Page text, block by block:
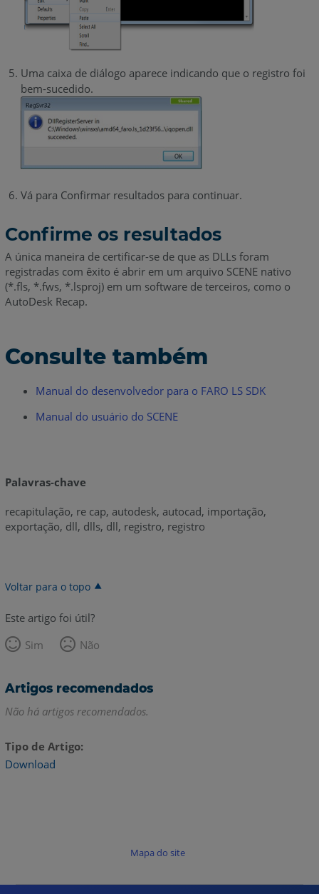
Uma caixa de diálogo aparece indicando que o registro foi
bem-sucedido.
Vá para Confirmar resultados para continuar.
Confirme os resultados
A única maneira de certificar-se de que as DLLs foram
registradas com êxito é abrir em um arquivo SCENE nativo
(*.fls, *.fws, *.lsproj) em um software de terceiros, como o
AutoDesk Recap.
Consulte também
Manual do desenvolvedor para o FARO LS SDK
Manual do usuário do SCENE
Palavras-chave
recapitulação, re cap, autodesk, autocad, importação,
exportação, dll, dlls, dll, registro, registro
Voltar para o topo
Este artigo foi útil?
Sim
Não
Artigos recomendados
Não há artigos recomendados.
Tipo de Artigo
Download
Mapa do site